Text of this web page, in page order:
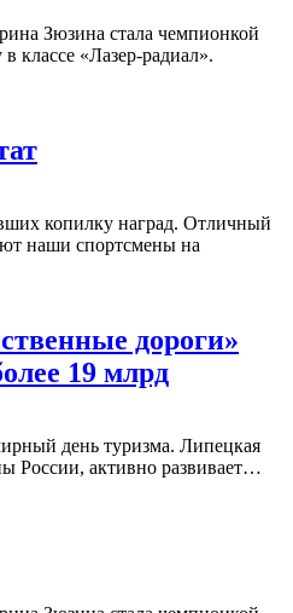
Зюзина стала чемпионкой
классе «Лазер-радиал».
копилку наград. Отличный
наши спортсмены на
дороги»
19 млрд
день туризма. Липецкая
России, активно развивает…